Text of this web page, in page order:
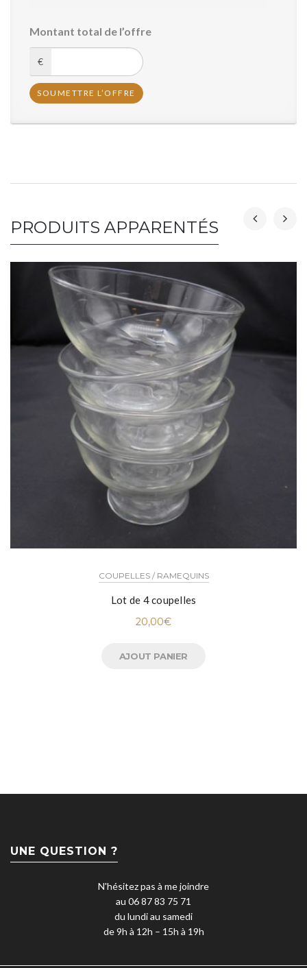
Montant total de l’offre
€
PRODUITS APPARENTÉS
COUPELLES / RAMEQUINS
Lot de 4 coupelles
20,00€
AJOUT PANIER
UNE QUESTION ?
N'hésitez pas à me joindre
au 06 87 83 75 71
du lundi au samedi
de 9h à 12h – 15h à 19h